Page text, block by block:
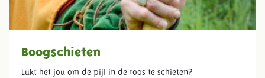
Boogschieten
Lukt het jou om de pijl in de roos te schieten?